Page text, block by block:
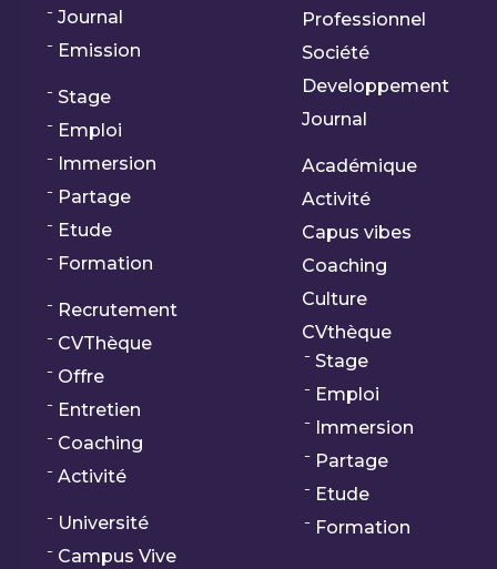
Journal
Emission
Stage
Emploi
Immersion
Partage
Etude
Formation
Recrutement
CVThèque
Offre
Entretien
Coaching
Activité
Université
Campus Vive
Professionnel
Société
Developpement
Journal
Académique
Activité
Capus vibes
Coaching
Culture
CVthèque
Stage
Emploi
Immersion
Partage
Etude
Formation